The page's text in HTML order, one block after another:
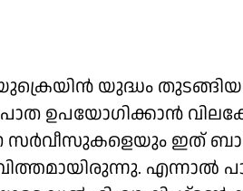
യുദ്ധം
ഉപയോഗിക്കാന്‍
സര്‍വീസുകളെയും ഇത്
എന്നാല്‍